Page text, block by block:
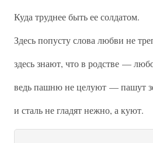
Куда труднее быть ее солдатом.
Здесь попусту слова любви не
здесь знают, что в родстве —
ведь пашню не целуют — пашут
и сталь не гладят нежно, а куют.